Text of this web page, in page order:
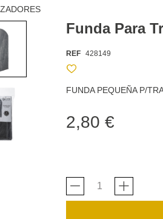
Funda Para
REF 428149
FUNDA PEQUEÑA P/
2,80 €